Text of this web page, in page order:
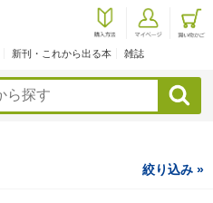
新刊・これから出る本 雑誌
検索
絞り込み »